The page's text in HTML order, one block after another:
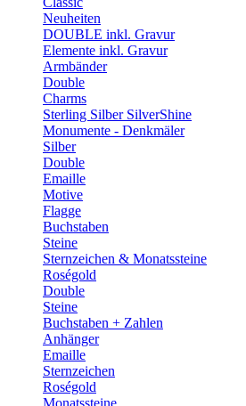
Neuheiten
DOUBLE inkl. Gravur
Elemente inkl. Gravur
Armbänder
Double
Charms
Sterling Silber SilverShine
Monumente - Denkmäler
Silber
Double
Emaille
Motive
Flagge
Buchstaben
Steine
Sternzeichen & Monatssteine
Roségold
Double
Steine
Buchstaben + Zahlen
Anhänger
Emaille
Sternzeichen
Roségold